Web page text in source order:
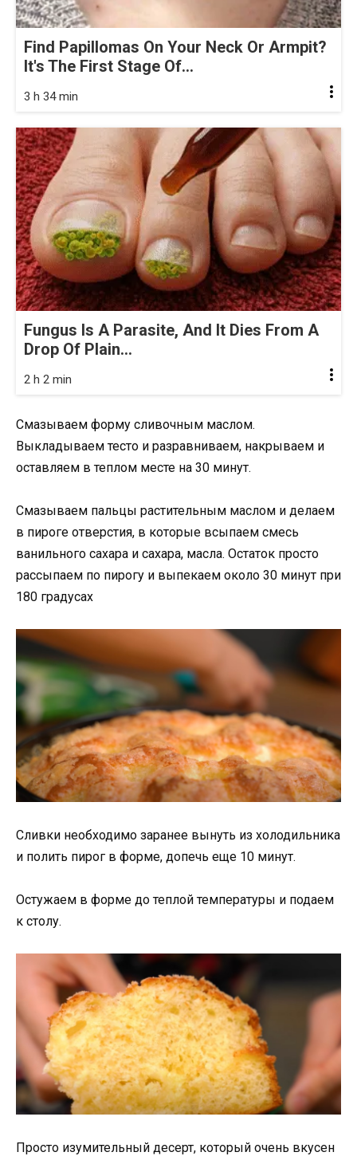
Find Papillomas On Your Neck Or Armpit?
It's The First Stage Of...
3 h 34 min
Fungus Is A Parasite, And It Dies From A
Drop Of Plain...
2 h 2 min
Смазываем форму сливочным маслом.
Выкладываем тесто и разравниваем, накрываем и
оставляем в теплом месте на 30 минут.
Смазываем пальцы растительным маслом и делаем
в пироге отверстия, в которые всыпаем смесь
ванильного сахара и сахара, масла. Остаток просто
рассыпаем по пирогу и выпекаем около 30 минут при
180 градусах
Сливки необходимо заранее вынуть из холодильника
и полить пирог в форме, допечь еще 10 минут.
Остужаем в форме до теплой температуры и подаем
к столу.
Просто изумительный десерт, который очень вкусен